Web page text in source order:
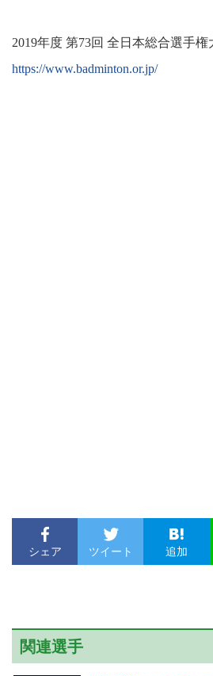
2019年度 第73回 全日本総合選手権
https://www.badminton.or.jp/
シェア ツイート 追加
関連選手